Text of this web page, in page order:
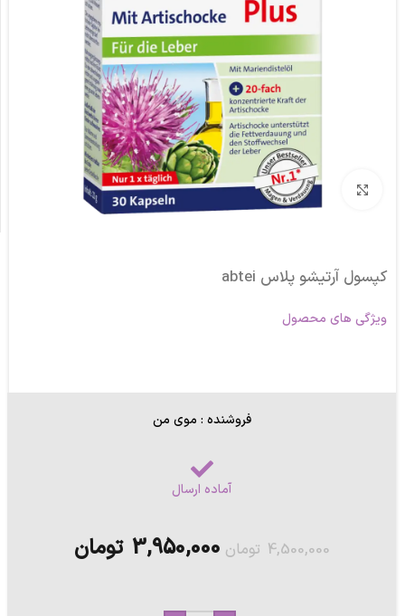
برای بزرگنمایی کلیک کنید
کپسول آرتیشو پلاس abtei
ویژگی های محصول
فروشنده : موی من
آماده ارسال
4,500,000 تومان 3,950,000 تومان